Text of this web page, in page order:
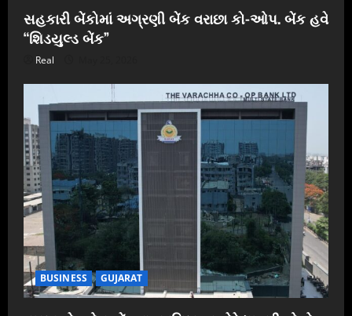
સહકારી બેંકોમાં અગ્રણી બેંક વરાછા કો-ઓપ. બેંક હવે
“શિડયુલ્ડ બેંક”
Real
BUSINESS GUJARAT